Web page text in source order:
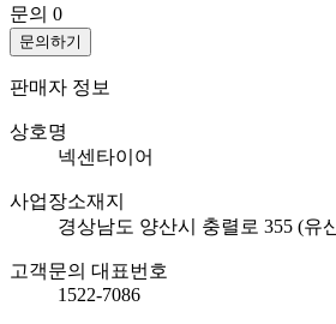
문의 0
문의하기
판매자 정보
상호명
넥센타이어
사업장소재지
경상남도 양산시 충렬로 355 (유
고객문의 대표번호
1522-7086